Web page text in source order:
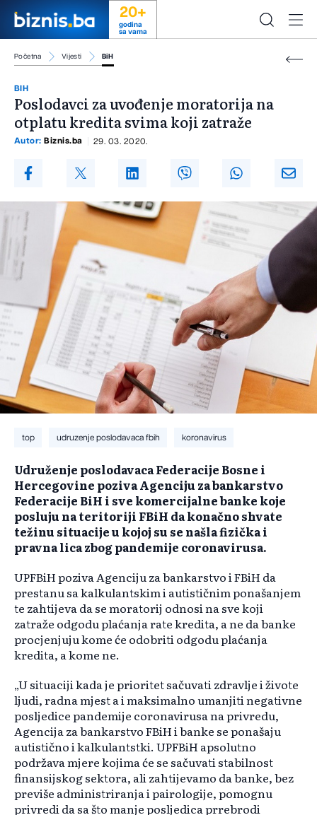
20+
godina
sa vama
Početna Vijesti BiH
BIH
Poslodavci za uvođenje moratorija na
otplatu kredita svima koji zatraže
Autor: Biznis.ba 29. 03. 2020.
top udruzenje poslodavaca fbih koronavirus
Udruženje poslodavaca Federacije Bosne i
Hercegovine poziva Agenciju za bankarstvo
Federacije BiH i sve komercijalne banke koje
posluju na teritoriji FBiH da konačno shvate
težinu situacije u kojoj su se našla fizička i
pravna lica zbog pandemije coronavirusa.
UPFBiH poziva Agenciju za bankarstvo i FBiH da
prestanu sa kalkulantskim i autističnim ponašanjem
te zahtijeva da se moratorij odnosi na sve koji
zatraže odgodu plaćanja rate kredita, a ne da banke
procjenjuju kome će odobriti odgodu plaćanja
kredita, a kome ne.
„U situaciji kada je prioritet sačuvati zdravlje i živote
ljudi, radna mjest a i maksimalno umanjiti negativne
posljedice pandemije coronavirusa na privredu,
Agencija za bankarstvo FBiH i banke se ponašaju
autistično i kalkulantstki. UPFBiH apsolutno
podržava mjere kojima će se sačuvati stabilnost
finansijskog sektora, ali zahtijevamo da banke, bez
previše administriranja i pairologije, pomognu
privredi da sa što manje posljedica prrebrodi